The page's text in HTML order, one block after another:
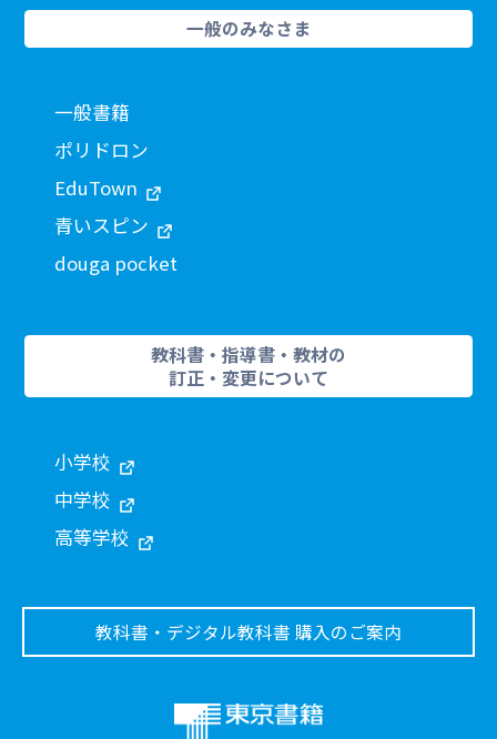
一般のみなさま
一般書籍
ポリドロン
EduTown
青いスピン
douga pocket
教科書・指導書・教材の
訂正・変更について
小学校
中学校
高等学校
教科書・デジタル教科書 購入のご案内